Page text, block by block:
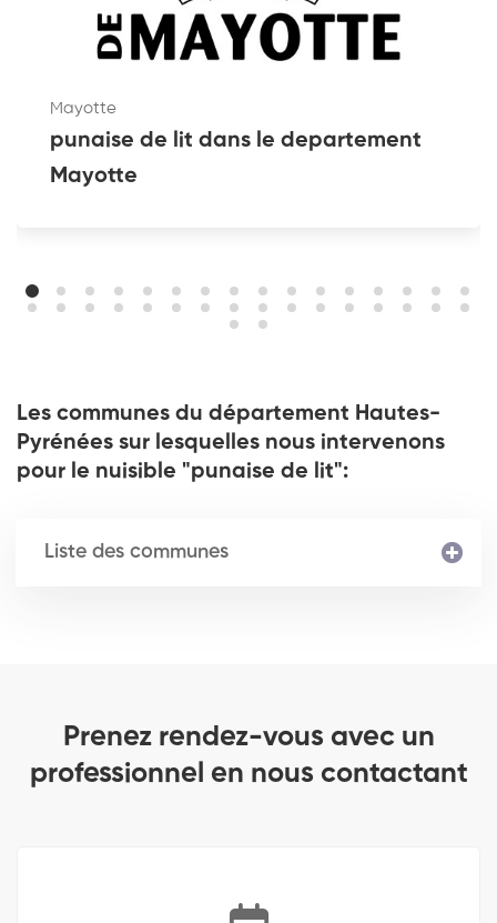
Mayotte
punaise de lit dans le departement
Mayotte
Les communes du département Hautes-
Pyrénées sur lesquelles nous intervenons
pour le nuisible "punaise de lit":
Liste des communes
Prenez rendez-vous avec un
professionnel en nous contactant